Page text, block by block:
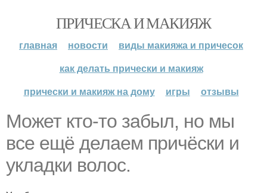
ПРИЧЕСКА И МАКИЯЖ
главная новости
виды макияжа и причесок
как делать прически и макияж
прически и макияж на дому
игры отзывы
Может кто-то забыл, но мы
все ещё делаем причёски и
укладки волос.